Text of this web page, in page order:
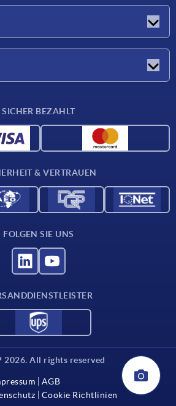
SICHER BEZAHLT
& VERTRAUEN
FOLGEN SIE UNS
2026. All rights reserved
AGB
Cookie Richtlinien